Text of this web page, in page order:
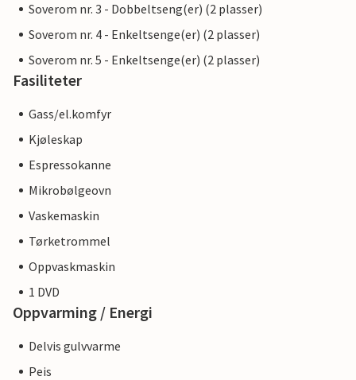
Soverom nr. 3 - Dobbeltseng(er) (2 plasser)
Soverom nr. 4 - Enkeltsenge(er) (2 plasser)
Soverom nr. 5 - Enkeltsenge(er) (2 plasser)
Fasiliteter
Gass/el.komfyr
Kjøleskap
Espressokanne
Mikrobølgeovn
Vaskemaskin
Tørketrommel
Oppvaskmaskin
1 DVD
Oppvarming / Energi
Delvis gulvvarme
Peis